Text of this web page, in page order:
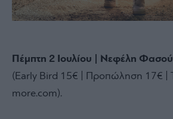
Πέμπτη 2 Ιουλίου | Νεφέλη
(Early Bird 15€ | Προπώληση 17€ |
more.com).